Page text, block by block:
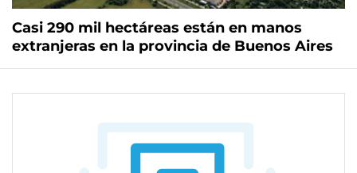
Casi 290 mil hectáreas están en manos
extranjeras en la provincia de Buenos Aires